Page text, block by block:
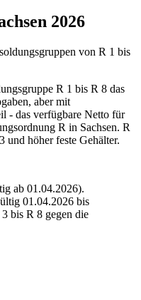
2026
von R 1 bis
R 1 bis R 8 das
aber mit
- das verfügbare Netto für
R in Sachsen. R
und höher feste Gehälter.
ab 01.04.2026).
01.04.2026 bis
bis R 8 gegen die